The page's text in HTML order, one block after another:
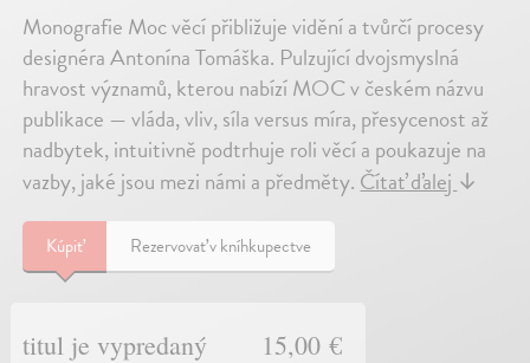
Monografie Moc věcí přibližuje vidění a tvůrčí procesy
designéra Antonína Tomáška. Pulzující dvojsmyslná
hravost významů, kterou nabízí MOC v českém názvu
publikace — vláda, vliv, síla versus míra, přesycenost až
nadbytek, intuitivně podtrhuje roli věcí a poukazuje na
vazby, jaké jsou mezi námi a předměty. Čítať ďalej ↓
Kúpiť Rezervovať v kníhkupectve
titul je vypredaný 15,00 €